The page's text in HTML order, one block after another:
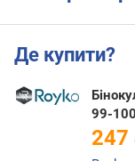
Де купити?
99-
247